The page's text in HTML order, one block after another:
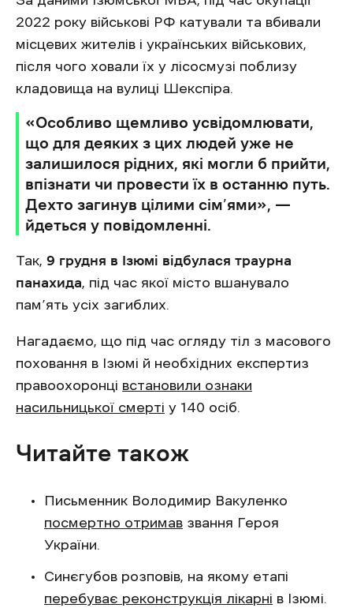
2022 року військові РФ катували та вбивали
місцевих жителів і українських військових,
після чого ховали їх у лісосмузі поблизу
кладовища на вулиці Шекспіра.
«Особливо щемливо усвідомлювати,
що для деяких з цих людей уже не
залишилося рідних, які могли б прийти,
впізнати чи провести їх в останню путь.
Дехто загинув цілими сім’ями», —
йдеться у повідомленні.
Так, 9 грудня в Ізюмі відбулася траурна
панахида, під час якої місто вшанувало
пам’ять усіх загиблих.
Нагадаємо, що під час огляду тіл з масового
поховання в Ізюмі й необхідних експертиз
правоохоронці встановили ознаки
насильницької смерті у 140 осіб.
Читайте також
Письменник Володимир Вакуленко
посмертно отримав звання Героя
України.
Синєгубов розповів, на якому етапі
перебуває реконструкція лікарні в Ізюмі.